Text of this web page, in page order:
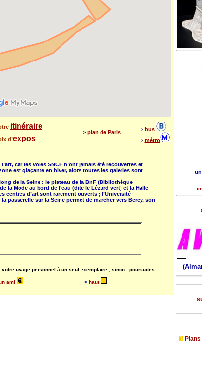
itinéraire
d’expos
> plan de Paris > bus
> métro
car les voies SNCF n’ont jamais été recouvertes et
est glaçante en hiver, alors toutes les galeries sont
de la Seine : le plateau de la BnF (Bibliothèque
la Mode au bord de l’eau (dite le Lézard vert) et la Halle
centres d’art sont rarement ouverts ; l’Université
passerelle sur la Seine permet de marcher vers Bercy, son
usage personnel à un seul exemplaire ; sinon : poursuites
ami > haut
un